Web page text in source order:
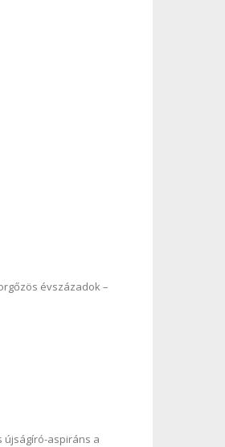
évszázadok –
újságíró-aspiráns a